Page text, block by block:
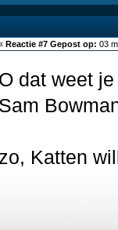
Reactie #7 Gepost op: 03
O dat weet
Sam
zo, Katten